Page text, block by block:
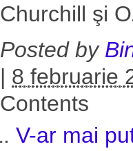
Churchill şi
Posted by
| 8 februarie
Contents
V-ar mai